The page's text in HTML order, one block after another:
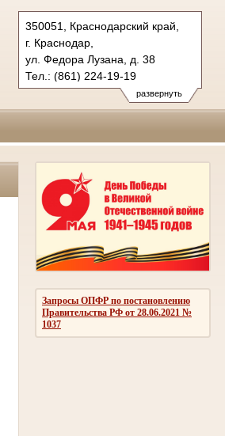
развернуть
350051, Краснодарский край,
г. Краснодар,
ул. Федора Лузана, д. 38
Тел.: (861) 224-19-19
krasnodar-leninsky.krd@sudrf.ru
Запросы ОПФР по постановлению
Правительства РФ от 28.06.2021 №
1037